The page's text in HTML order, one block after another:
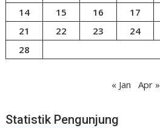
14
15 16 17
21
22 23 24
28
« Jan Apr »
Statistik Pengunjung